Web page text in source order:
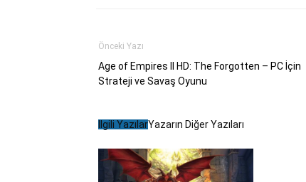
Önceki Yazı
Age of Empires II HD: The Forgotten – PC İçin
Strateji ve Savaş Oyunu
İlgili YazılarYazarın Diğer Yazıları